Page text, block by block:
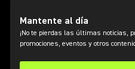
Mantente al día
¡No te pierdas las últimas noticias,
promociones, eventos y otros